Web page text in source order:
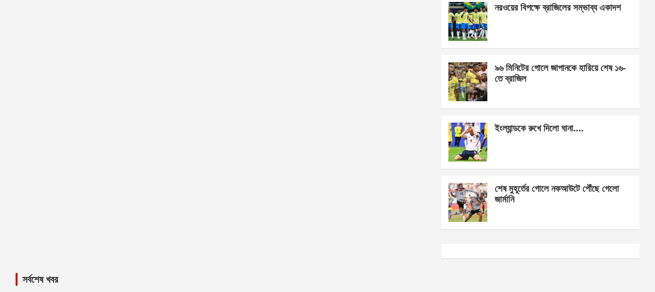
b
o
o
k
n
g
er
s
e
নরওয়ের বিপক্ষে ব্রাজিলের সম্ভাব্য একাদশ
৯৬ মিনিটের গোলে জাপানকে হারিয়ে শেষ ১৬-
তে ব্রাজিল
ইংল্যান্ডকে রুখে দিলো ঘানা….
শেষ মুহূর্তের গোলে নকআউটে পৌঁছে গেলো
জার্মানি
সর্বশেষ খবর